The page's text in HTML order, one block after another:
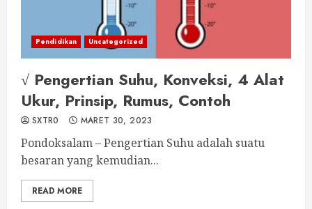
Pendidikan Uncategorized
√ Pengertian Suhu, Konveksi, 4 Alat
Ukur, Prinsip, Rumus, Contoh
SXTR0 MARET 30, 2023
Pondoksalam – Pengertian Suhu adalah suatu
besaran yang kemudian...
READ MORE